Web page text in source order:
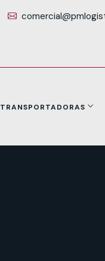
TRANSPORTADORAS